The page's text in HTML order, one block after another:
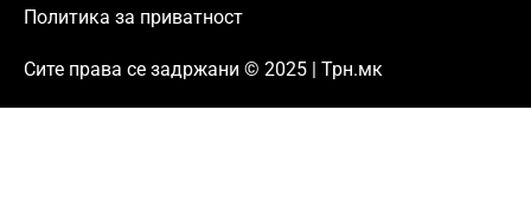
Политика за приватност
Сите права се задржани © 2025 | Трн.мк